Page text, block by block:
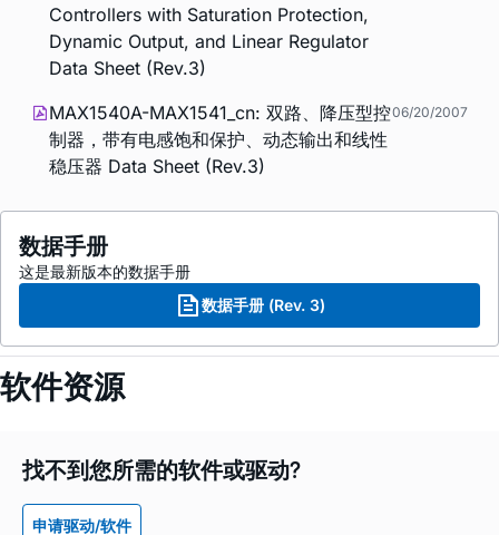
Controllers with Saturation Protection,
Dynamic Output, and Linear Regulator
Data Sheet (Rev.3)
MAX1540A-MAX1541_cn: 双路、降压型控
制器，带有电感饱和保护、动态输出和线性
稳压器 Data Sheet (Rev.3)
06/20/2007
数据手册
这是最新版本的数据手册
数据手册 (Rev. 3)
软件资源
找不到您所需的软件或驱动?
申请驱动/软件